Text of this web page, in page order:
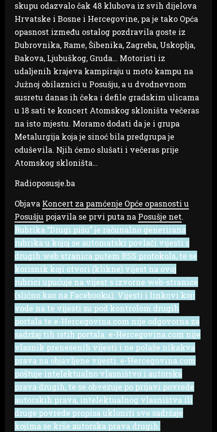
skupu odazvalo čak 48 klubova iz svih dijelova
Hrvatske i Bosne i Hercegovine, pa je tako Opća
opasnost između ostalog pozdravila goste iz
Dubrovnika, Rame, Šibenika, Zagreba, Uskoplja,
Đakova, Ljubuškog, Gruda… Motoristi iz
udaljenih krajeva kampiraju u moto kampu na
Južnoj obilaznici u Posušju, a u dvodnevnom
susretu danas ih čeka i defile gradskim ulicama
u 18 sati te koncert Atomskog skloništa večeras
na isto mjestu. Moramo dodati da je i grupa
Metalurgija koja je sinoć bila predgrupa je
oduševila. Njih ćemo slušati i večeras prije
Atomskog skloništa…
Radioposusje.ba
Objava Koncert za pamćenje Opće opasnosti u
Posušju pojavila se prvi puta na Posušje net.
Rubrika “Drugi pišu” je računalno generirana
rubrika u kojoj se automatski povlači vijesti s
drugih web stranica putem RSS protokola, te se
korisnik koji otvori (klikne) vijest na ovoj
rubrici upućuje na vijest s izvorne web-stranice
(slično kao na Facebooku). Vijesti i linkovi koji
vode na te vijesti su pod kontrolom drugih
portala te e-Hercegovina.com nije odgovorna za
sadržaj tih istih portala. e-Hercegovina.com nije
vlasnik prenesenih vijesti i ne polaže nikakva
prava na objavljene vijesti. e-Hercegovina.com
poštuje intelektualno vlasništvo i autorska
prava drugih, te se obvezuje po prijavi povrede
autorskih prava, intelektualnog vlasništva ili
druge povrede propisa ukloniti sve sadržaje
kojima se krše autorska prava drugih.